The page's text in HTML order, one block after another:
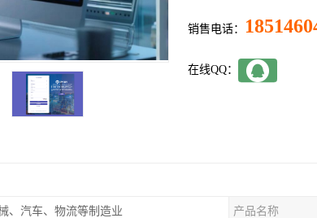
销售电话：
在线QQ：
、汽车、物流等制造业 产品名称